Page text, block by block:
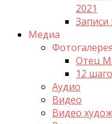
2021
Записи
Медиа
Фотогалерея
Отец
12
Аудио
Видео
Видео